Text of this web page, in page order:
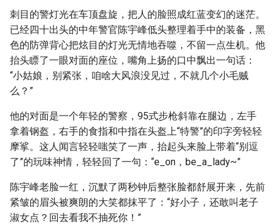
刺目的警灯光在车顶盘旋，把人的脸照成红蓝变幻的迷茫。
已经四十出头的中年警官陈宇峰低头整理着手中的装备，黑
色的防弹背心把炫目的灯光无情地吞噬，不留一点生机。他
抬头瞟了一眼对面的座位，嘴角上扬的口中飘出一句话：
“小姑娘，别紧张，咱啥大风浪没见过，不就几个小毛贼
么？”
他的对面是一个年轻的警察，95式步枪斜靠在腿边，左手
拿着钢盔，右手的食指和中指在头盔上“特警”的印字旁轻轻
摩挲。这人闻言轻轻嗤笑了一声，抬起头来脸上带着“别逗
了”的玩味神情，轻轻回了一句：“e_on，be_a_lady~”
陈宇峰老脸一红，沉默了两秒钟后整张脸都舒展开来，先前
紧皱的眉头被爽朗的大笑都抹平了：“好小子，还敢叫老子
淑女点？回去看我不抽死你！”